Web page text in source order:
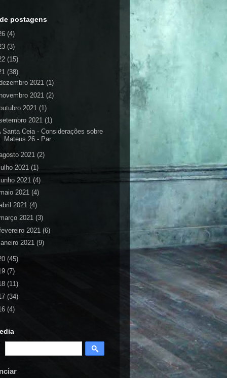
postagens
(4)
(3)
(15)
(38)
2021 (1)
2021 (2)
2021 (1)
2021 (1)
Santa Ceia - Considerações sobre
Mateus 26 - Par...
2021 (2)
2021 (1)
2021 (4)
2021 (4)
2021 (4)
2021 (3)
2021 (6)
2021 (9)
(45)
(7)
(11)
(34)
(4)